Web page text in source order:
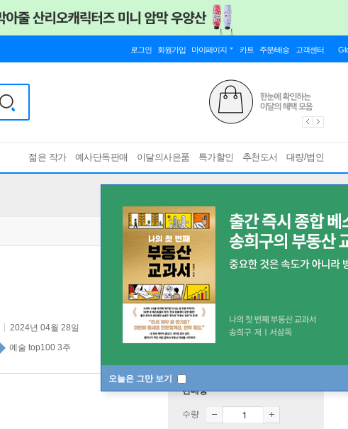
로그인 회원가입 마이페이지 카트 주문/배송 고객센터
젊은 작가 예사단독판매 이달의사은품 특가할인 추천도서 대량/법인
오늘은 그만 보기
2024년 04월 28일
예술 top100 3주
판매중
수량